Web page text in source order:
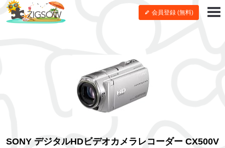
会員登録 (無料)
SONY デジタルHDビデオカメラレコーダー CX500V